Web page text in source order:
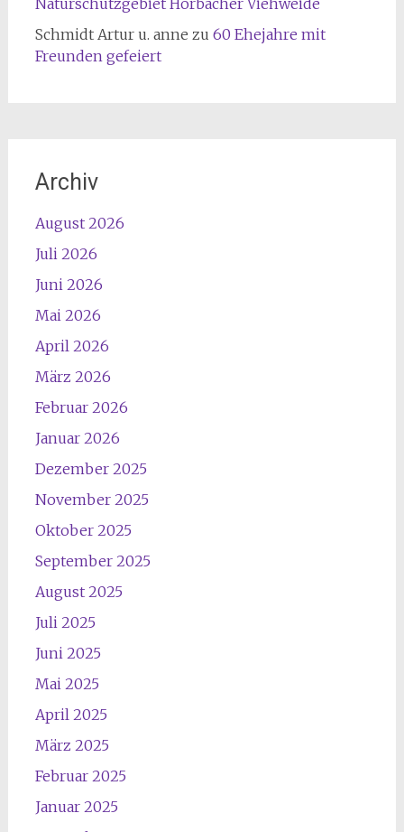
Schmidt Artur u. anne zu 60 Ehejahre mit
Freunden gefeiert
Archiv
August 2026
Juli 2026
Juni 2026
Mai 2026
April 2026
März 2026
Februar 2026
Januar 2026
Dezember 2025
November 2025
Oktober 2025
September 2025
August 2025
Juli 2025
Juni 2025
Mai 2025
April 2025
März 2025
Februar 2025
Januar 2025